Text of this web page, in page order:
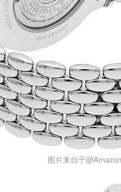
图片来自于